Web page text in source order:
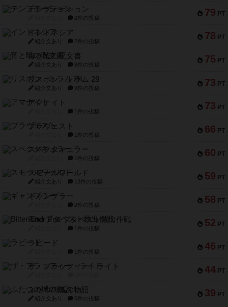
79 PT
テンプテーション
2件の投稿
78 PT
インドネシア
紹介文あり 2件の投稿
75 PT
宵と暁の呪文書
紹介文あり 8件の投稿
73 PT
リスボン・トラム 28
紹介文あり 9件の投稿
73 PT
アマナイト
1件の投稿
66 PT
ブラヴェスト
1件の投稿
60 PT
スペクタキュラー
1件の投稿
59 PT
スモールワールド
紹介文あり 13件の投稿
58 PT
ギャンブラー
2件の投稿
52 PT
Bitter End ブタペスト救出作戦
1件の投稿
46 PT
ラピード
1件の投稿
44 PT
ザ・フラッフィー・ライト
39 PT
ふたつの城の物語
紹介文あり 6件の投稿